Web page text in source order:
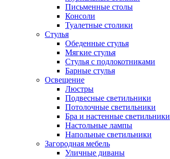
Письменные столы
Консоли
Туалетные столики
Стулья
Обеденные стулья
Мягкие стулья
Стулья с подлокотниками
Барные стулья
Освещение
Люстры
Подвесные светильники
Потолочные светильники
Бра и настенные светильники
Настольные лампы
Напольные светильники
Загородная мебель
Уличные диваны